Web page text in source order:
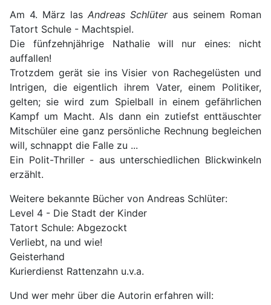
Am 4. März las Andreas Schlüteraus seinem Roman
Tatort Schule - Machtspiel.
Die fünfzehnjährige Nathalie will nur eines: nicht
auffallen!
Trotzdem gerät sie ins Visier von Rachegelüsten und
Intrigen, die eigentlich ihrem Vater, einem Politiker,
gelten; sie wird zum Spielball in einem gefährlichen
Kampf um Macht. Als dann ein zutiefst enttäuschter
Mitschüler eine ganz persönliche Rechnung begleichen
will, schnappt die Falle zu ...
Ein Polit-Thriller - aus unterschiedlichen Blickwinkeln
erzählt.
Weitere bekannte Bücher von Andreas Schlüter:
Level 4 - Die Stadt der Kinder
Tatort Schule: Abgezockt
Verliebt, na und wie!
Geisterhand
Kurierdienst Rattenzahn u.v.a.
Und wer mehr über die Autorin erfahren will: